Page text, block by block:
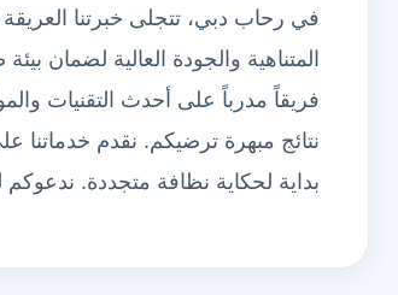
في رحاب دبي، تتجلى خبرتنا
المتناهية والجودة العالية لضمان
فريقاً مدرباً على أحدث التقنيات
نتائج مبهرة ترضيكم. نقدم خدماتنا
بداية لحكاية نظافة متجددة.